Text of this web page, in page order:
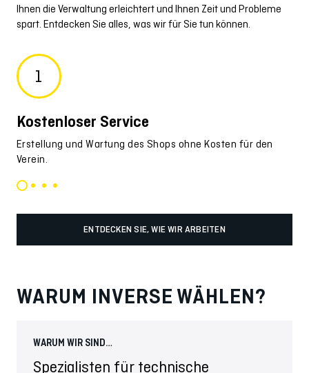
Ihnen die Verwaltung erleichtert und Ihnen Zeit und Probleme
spart. Entdecken Sie alles, was wir für Sie tun können.
1
Kostenloser Service
Erstellung und Wartung des Shops ohne Kosten für den
Verein.
ENTDECKEN SIE, WIE WIR ARBEITEN
WARUM INVERSE WÄHLEN?
WARUM WIR SIND…
Spezialisten für technische